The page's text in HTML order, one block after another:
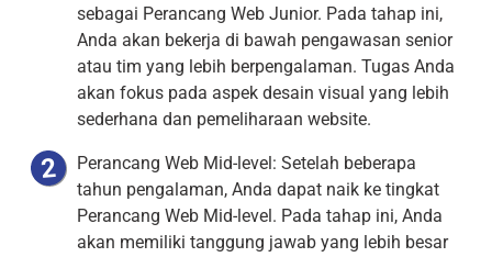
sebagai Perancang Web Junior. Pada tahap ini,
Anda akan bekerja di bawah pengawasan senior
atau tim yang lebih berpengalaman. Tugas Anda
akan fokus pada aspek desain visual yang lebih
sederhana dan pemeliharaan website.
Perancang Web Mid-level: Setelah beberapa
tahun pengalaman, Anda dapat naik ke tingkat
Perancang Web Mid-level. Pada tahap ini, Anda
akan memiliki tanggung jawab yang lebih besar